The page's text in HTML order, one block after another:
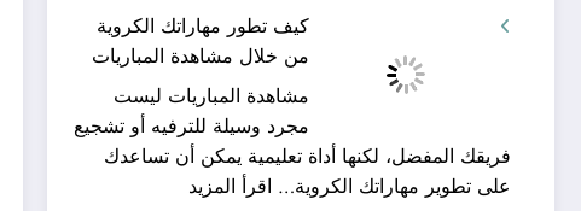
نيلية
–
سحر
البحر
وجمال
الخليج
العفش
تعرف
كيف
كيف تطور مهاراتك الكروية
من خلال مشاهدة المباريات
مشاهدة المباريات ليست
مجرد وسيلة للترفيه أو تشجيع
فريقك المفضل، لكنها أداة تعليمية يمكن أن تساعدك
على تطوير مهاراتك الكروية… اقرأ المزيد